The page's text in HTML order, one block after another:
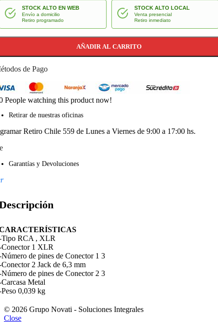
STOCK ALTO EN WEB
Envío a domicilio
Retiro programado
STOCK ALTO LOCAL
Venta presencial
Retiro inmediato
AÑADIR AL CARRITO
de Pago
People watching this product now!
Retirar de nuestras oficinas
Retiro Chile 559 de Lunes a Viernes de 9:00 a 17:00 hs.
Garantías y Devoluciones
Tipo RCA , XLR
Conector 1 XLR
Número de pines de Conector 1 3
Conector 2 Jack de 6,3 mm
Número de pines de Conector 2 3
Carcasa Metal
Peso 0,039 kg
© 2026 Grupo Novati - Soluciones Integrales
Close